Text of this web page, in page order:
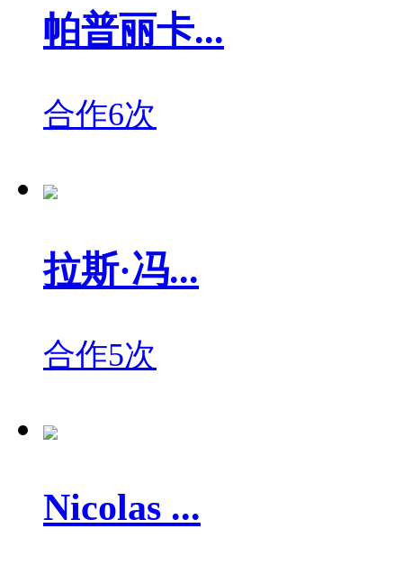
帕普丽卡...
合作6次
拉斯·冯...
合作5次
Nicolas ...